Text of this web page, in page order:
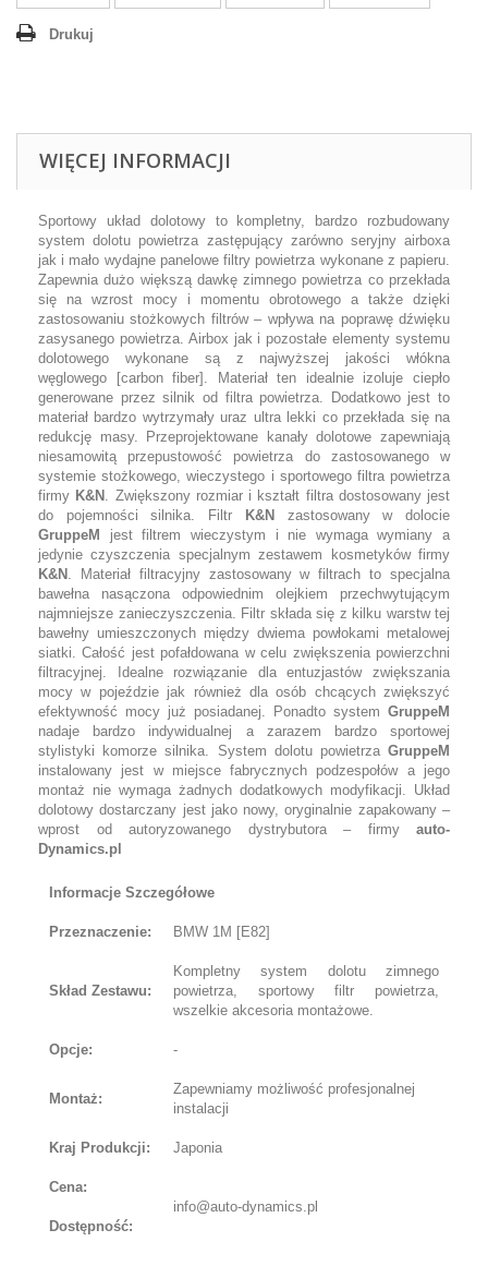
Drukuj
WIĘCEJ INFORMACJI
Sportowy układ dolotowy to kompletny, bardzo rozbudowany
system dolotu powietrza zastępujący zarówno seryjny airboxa
jak i mało wydajne panelowe filtry powietrza wykonane z papieru.
Zapewnia dużo większą dawkę zimnego powietrza co przekłada
się na wzrost mocy i momentu obrotowego a także dzięki
zastosowaniu stożkowych filtrów – wpływa na poprawę dźwięku
zasysanego powietrza. Airbox jak i pozostałe elementy systemu
dolotowego wykonane są z najwyższej jakości włókna
węglowego [carbon fiber]. Materiał ten idealnie izoluje ciepło
generowane przez silnik od filtra powietrza. Dodatkowo jest to
materiał bardzo wytrzymały uraz ultra lekki co przekłada się na
redukcję masy. Przeprojektowane kanały dolotowe zapewniają
niesamowitą przepustowość powietrza do zastosowanego w
systemie stożkowego, wieczystego i sportowego filtra powietrza
firmy K&N . Zwiększony rozmiar i kształt filtra dostosowany jest
do pojemności silnika. Filtr
K&N
zastosowany w dolocie
GruppeM
jest filtrem wieczystym i nie wymaga wymiany a
jedynie czyszczenia specjalnym zestawem kosmetyków firmy
K&N . Materiał filtracyjny zastosowany w filtrach to specjalna
bawełna nasączona odpowiednim olejkiem przechwytującym
najmniejsze zanieczyszczenia. Filtr składa się z kilku warstw tej
bawełny umieszczonych między dwiema powłokami metalowej
siatki. Całość jest pofałdowana w celu zwiększenia powierzchni
filtracyjnej. Idealne rozwiązanie dla entuzjastów zwiększania
mocy w pojeździe jak również dla osób chcących zwiększyć
efektywność mocy już posiadanej. Ponadto system GruppeM
nadaje bardzo indywidualnej a zarazem bardzo sportowej
stylistyki komorze silnika. System dolotu powietrza GruppeM
instalowany jest w miejsce fabrycznych podzespołów a jego
montaż nie wymaga żadnych dodatkowych modyfikacji. Układ
dolotowy dostarczany jest jako nowy, oryginalnie zapakowany –
wprost od autoryzowanego dystrybutora – firmy auto-
Dynamics.pl
Informacje Szczegółowe
Przeznaczenie: BMW 1M [E82]
Skład Zestawu:
Kompletny system dolotu zimnego
powietrza, sportowy filtr powietrza,
wszelkie akcesoria montażowe.
Opcje: -
Montaż:
Zapewniamy możliwość profesjonalnej
instalacji
Kraj Produkcji: Japonia
Cena:
info@auto-dynamics.pl
Dostępność: